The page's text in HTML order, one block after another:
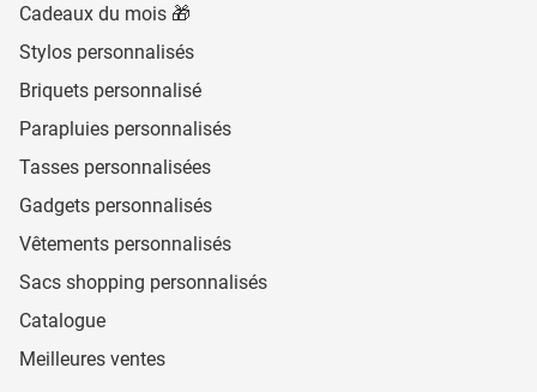
Cadeaux du mois 🎁
Stylos personnalisés
Briquets personnalisé
Parapluies personnalisés
Tasses personnalisées
Gadgets personnalisés
Vêtements personnalisés
Sacs shopping personnalisés
Catalogue
Meilleures ventes